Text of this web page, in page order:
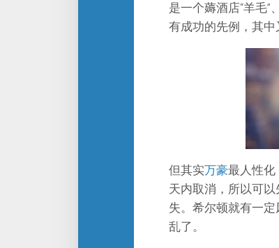
是一个薅酒店“羊毛
有成功的先例，其中
但其实万豪最人性化
天内取消，所以可
失。希尔顿就有一
乱了。